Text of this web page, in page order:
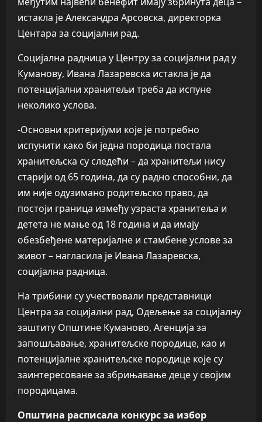
истакла је Александра Арсовска, директорка
Центара за социјални рад.
Социјална радница у Центру за социјални рад у
Куманову, Ивана Лазаревска истакла је да
потенцијални хранитељи треба да испуне
неколико услова.
-Основни критеријуми које је потребно
испунити како би једна породица постала
хранитељска су следећи – да хранитељи нису
старији од 65 година, да су радно способни, да
им није одузимано родитељско право, да
постоји граница између узраста хранитеља и
детета не мање од 18 година и да имају
обезбеђене материјалне и стамбене услове за
живот – нагласила је Ивана Лазаревска,
социјална радница.
На трибини су учествовали представници
Центра за социјални рад, Одељење за социјалну
заштиту Општине Куманово, Агенција за
запошљавање, хранитељске породице, као и
потенцијалне хранитељске породице које су
заинтересоване за збрињавање деце у својим
породицама.
Општина расписала конкурс за избор